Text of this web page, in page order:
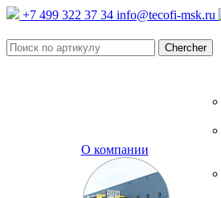
+7 499 322 37 34 info@tecofi-msk.ru
О компании